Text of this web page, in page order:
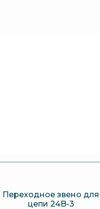
Переходное звено для
цепи 24B-3